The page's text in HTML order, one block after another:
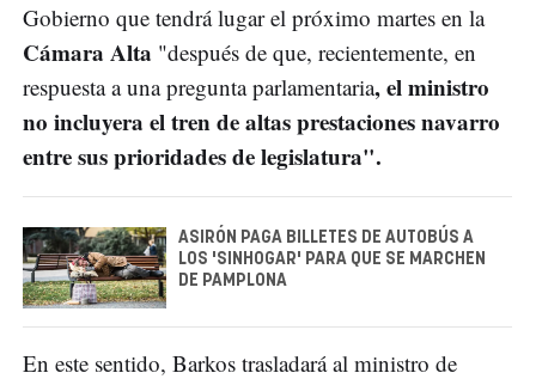
Gobierno que tendrá lugar el próximo martes en la
Cámara Alta "después de que, recientemente, en
respuesta a una pregunta parlamentaria, el ministro
no incluyera el tren de altas prestaciones navarro
entre sus prioridades de legislatura".
ASIRÓN PAGA BILLETES DE AUTOBÚS A
LOS 'SINHOGAR' PARA QUE SE MARCHEN
DE PAMPLONA
En este sentido, Barkos trasladará al ministro de